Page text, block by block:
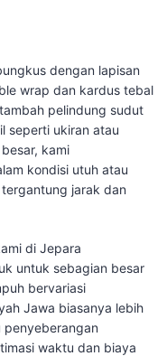
dengan lapisan
wrap dan kardus tebal
pelindung sudut
seperti ukiran atau
kami
kondisi utuh atau
jarak dan
di Jepara
untuk sebagian besar
bervariasi
Jawa biasanya lebih
waktu dan biaya